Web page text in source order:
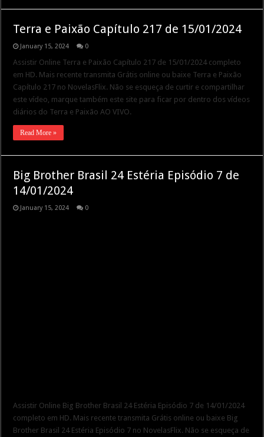
Terra e Paixão Capítulo 217 de 15/01/2024
January 15, 2024 0
Assistir Online Terra e Paixão Capítulo 217 de 15/01/2024 completo
em HD. Mais recente transmita Grátis online ou baixe Terra e Paixão
Capítulo 217 no NovelasFlix. Não se esqueça de curtir e compartilhar
este vídeo, marque também este site para ficar por dentro dos vídeos
diários do Terra e Paixão AO VIVO.
Read More »
Big Brother Brasil 24 Estéria Episódio 7 de
14/01/2024
January 15, 2024 0
Assistir Online Big Brother Brasil 24 Estéria Episódio 7 de 14/01/2024
completo em HD. Mais recente transmita Grátis online ou baixe Big
Brother Brasil 24 Estéria Episódio 7 no NovelasFlix. Não se esqueça de